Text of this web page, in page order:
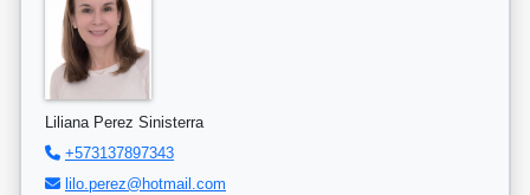
Liliana Perez Sinisterra
+573137897343
lilo.perez@hotmail.com